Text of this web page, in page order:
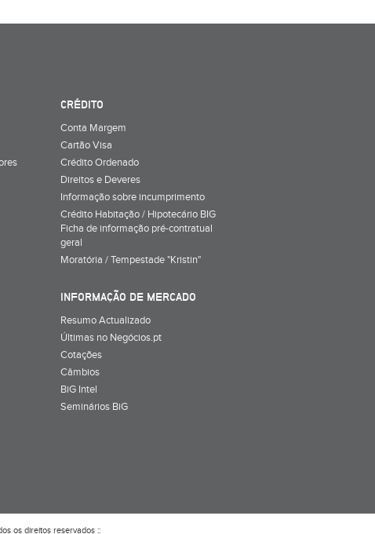
CRÉDITO
Conta Margem
Cartão Visa
Crédito Ordenado
Direitos e Deveres
Informação sobre incumprimento
Crédito Habitação / Hipotecário BIG
Ficha de informação pré-contratual
geral
Moratória / Tempestade "Kristin"
INFORMAÇÃO DE MERCADO
Resumo Actualizado
Últimas no Negócios.pt
Cotações
Câmbios
BiG Intel
Seminários BiG
os direitos reservados ::